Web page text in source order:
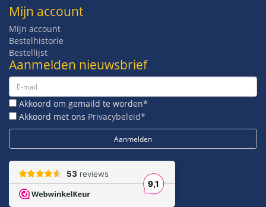
Mijn account
Mijn account
Bestelhistorie
Bestellijst
Aanmelden nieuwsbrief
Akkoord om gemaild te worden*
Akkoord met ons Privacybeleid*